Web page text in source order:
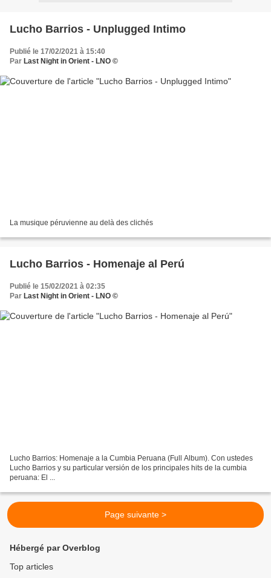
Lucho Barrios - Unplugged Intimo
Publié le 17/02/2021 à 15:40
Par Last Night in Orient - LNO ©
La musique péruvienne au delà des clichés
Lucho Barrios - Homenaje al Perú
Publié le 15/02/2021 à 02:35
Par Last Night in Orient - LNO ©
Lucho Barrios: Homenaje a la Cumbia Peruana (Full Album). Con ustedes
Lucho Barrios y su particular versión de los principales hits de la cumbia
peruana: El ...
Page suivante >
Hébergé par Overblog
Top articles